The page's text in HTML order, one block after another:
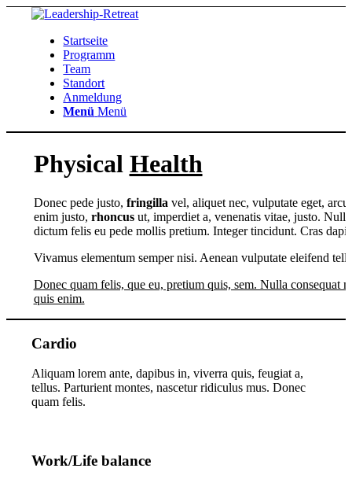
Startseite
Programm
Team
Standort
Anmeldung
Menü Menü
Physical Health
Donec pede justo, fringilla vel, aliquet nec, vulputate eget,
enim justo, rhoncusut, imperdiet a, venenatis vitae, justo.
dictum felis eu pede mollis pretium. Integer tincidunt. Cras
Vivamus elementum semper nisi. Aenean vulputate eleifend
Donec quam felis, que eu, pretium quis, sem. Nulla consequat
quis enim.
Cardio
Aliquam lorem ante, dapibus in, viverra quis, feugiat a,
tellus. Parturient montes, nascetur ridiculus mus. Donec
quam felis.
Work/Life balance